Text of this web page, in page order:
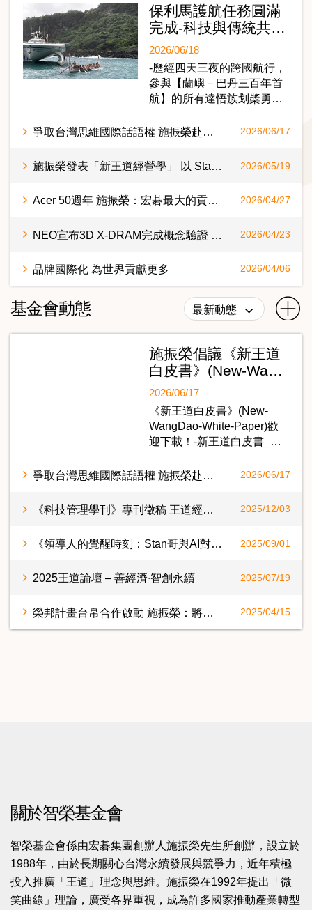
保利馬護航任務圓滿
完成-科技與傳統共…
2026/06/18
-歷經四天三夜的跨國航行，
參與【蘭嶼－巴丹三百年首
航】的所有達悟族划槳勇…
爭取台灣思維國際話語權 施振榮赴日發表新王道白皮書 2026/06/17
施振榮發表「新王道經營學」 以 StanAI 回應 AI 時代全球領導挑戰 2026/05/19
Acer 50週年 施振榮：宏碁最大的貢獻與價值在為台灣培育人才 展望未來，將繼續搭建舞台讓年輕世代為全人類做更大貢獻 2026/04/27
NEO宣布3D X-DRAM完成概念驗證 施振榮領軍策略投資加速商品化 施振榮：補齊台灣在 AI 記憶體市場的設計缺口，為世界做出貢獻 2026/04/23
品牌國際化 為世界貢獻更多 2026/04/06
基金會動態
施振榮倡議《新王道
白皮書》(New-Wa…
2026/06/17
《新王道白皮書》(New-
WangDao-White-Paper)歡
迎下載！-新王道白皮書_…
2026/06/17
《科技管理學刊》專刊徵稿 王道經營管理與科技產業創新：永續發展的新典範 2025/12/03
《領導人的覺醒時刻：Stan哥與AI對話》電子書+有聲書 9/1日上巿 2025/09/01
2025王道論壇 – 善經濟∙智創永續 2025/07/19
榮邦計畫台帛合作啟動 施振榮：將聚焦在零碳排船與新能源計畫以推動高端旅遊，要讓台帛產業共榮 2025/04/15
關於智榮基金會
智榮基金會係由宏碁集團創辦人施振榮先生所創辦，設立於
1988年，由於長期關心台灣永續發展與競爭力，近年積極
投入推廣「王道」理念與思維。施振榮在1992年提出「微
笑曲線」理論，廣受各界重視，成為許多國家推動產業轉型